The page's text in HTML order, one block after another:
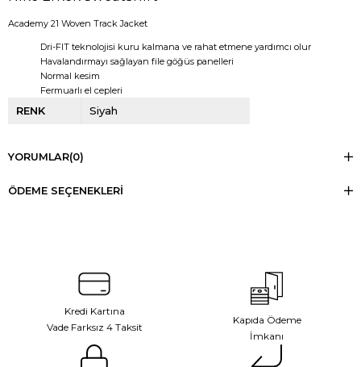
Academy 21 Woven Track Jacket
Dri-FIT teknolojisi kuru kalmana ve rahat etmene yardımcı olur
Havalandırmayı sağlayan file göğüs panelleri
Normal kesim
Fermuarlı el cepleri
RENK Siyah
YORUMLAR(0)
ÖDEME SEÇENEKLERI
Kredi Kartına
Vade Farksız 4 Taksit
Kapıda Ödeme
İmkanı